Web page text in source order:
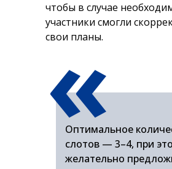
чтобы в случае
участники смогли
свои планы.
Оптимальное
слотов — 3–4, при
желательно
«